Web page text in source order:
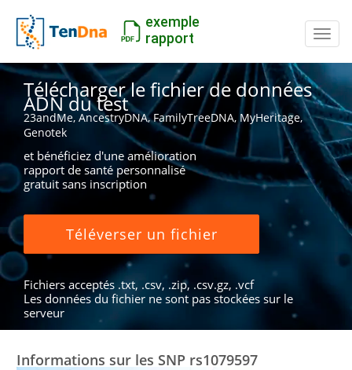
exemple
rapport
Télécharger le fichier de données
ADN du test
23andMe, AncestryDNA, FamilyTreeDNA, MyHeritage,
Genotek
et bénéficiez d'une amélioration
rapport de santé personnalisé
gratuit sans inscription
Téléverser un fichier
Fichiers acceptés .txt, .csv, .zip, .csv.gz, .vcf
Les données du fichier ne sont pas stockées sur le
serveur
Informations sur les SNP rs1079597